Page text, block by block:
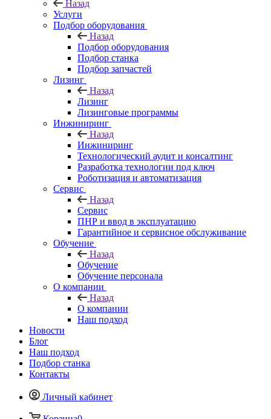
Назад
Услуги
Подбор оборудования
Назад
Подбор оборудования
Подбор станка
Подбор запчастей
Лизинг
Назад
Лизинг
Лизинговые программы
Инжиниринг
Назад
Инжиниринг
Технологический аудит и консалтинг
Разработка технологии под ключ
Роботизация и автоматизация
Сервис
Назад
Сервис
ПНР и ввод в эксплуатацию
Гарантийное и сервисное обслуживание
Обучение
Назад
Обучение
Обучение персонала
О компании
Назад
О компании
Наш подход
Новости
Блог
Наш подход
Подбор станка
Контакты
Личный кабинет